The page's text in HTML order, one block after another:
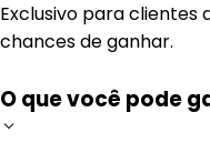
Exclusivo para clientes
chances de ganhar.
O que você pode